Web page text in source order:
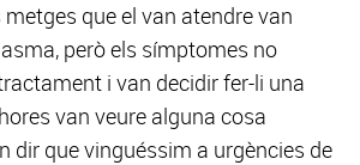
metges que el van atendre van
però els símptomes no
i van decidir fer-li una
van veure alguna cosa
dir que vinguéssim a urgències de